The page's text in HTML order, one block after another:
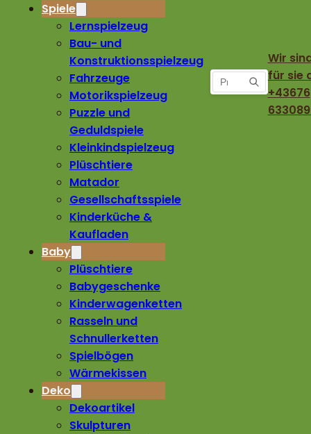
Spiele
Lernspielzeug
Bau- und
Konstruktionsspielzeug
Fahrzeuge
Motorikspielzeug
Puzzle und
Geduldspiele
Kleinkindspielzeug
Plüschtiere
Matador
Gesellschaftsspiele
Kinderküche &
Kaufladen
Baby
Plüschtiere
Babygeschenke
Kinderwagenketten
Rasseln und
Schnullerketten
Spielbögen
Wärmekissen
Deko
Dekoartikel
Skulpturen
Wir
für sie
+43676